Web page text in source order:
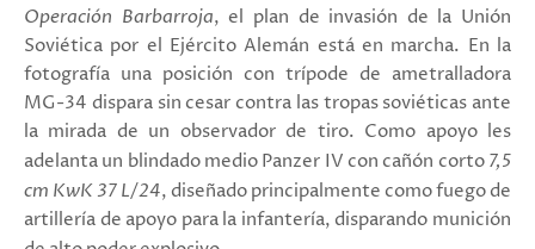
Operación Barbarroja, el plan de invasión de la Unión
Soviética por el Ejército Alemán está en marcha. En la
fotografía una posición con trípode de ametralladora
MG-34 dispara sin cesar contra las tropas soviéticas ante
la mirada de un observador de tiro. Como apoyo les
adelanta un blindado medio Panzer IV con cañón corto 7,5
cm KwK 37 L/24,diseñado principalmente como fuego de
artillería de apoyo para la infantería, disparando munición